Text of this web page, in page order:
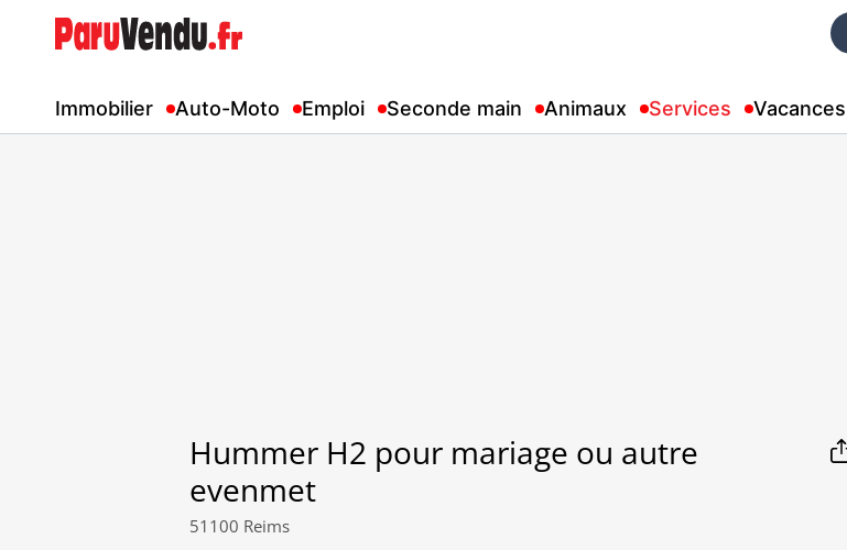
Immobilier Auto-Moto Emploi Seconde main Animaux Services Vacances
Hummer H2 pour mariage ou autre
evenmet
51100 Reims